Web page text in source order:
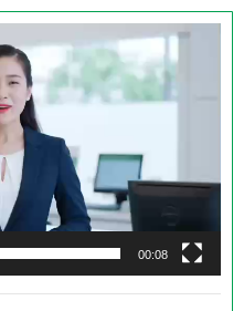
00:08